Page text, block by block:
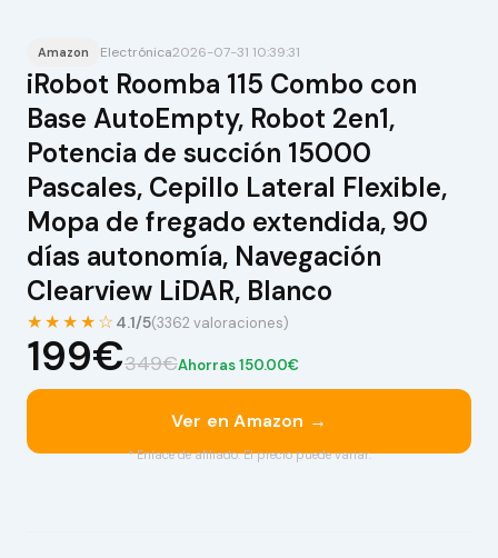
Amazon Electrónica2026-07-31 10:39:31
iRobot Roomba 115 Combo con
Base AutoEmpty, Robot 2en1,
Potencia de succión 15000
Pascales, Cepillo Lateral Flexible,
Mopa de fregado extendida, 90
días autonomía, Navegación
Clearview LiDAR, Blanco
★★★★☆ 4.1/5(3362 valoraciones)
199€349€Ahorras 150.00€
Ver en Amazon →
* Enlace de afiliado. El precio puede variar.